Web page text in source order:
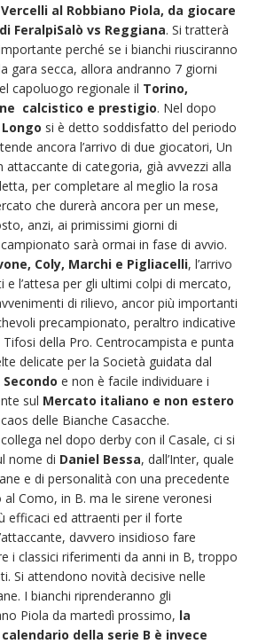
al Robbiano Piola, da giocare
FeralpiSalò vs Reggiana. Si tratterà
perché se i bianchi riusciranno
gara secca, allora andranno 7 giorni
capoluogo regionale il Torino,
calcistico e prestigio. Nel dopo
si è detto soddisfatto del periodo
ancora l’arrivo di due giocatori, Un
attaccante di categoria, già avvezzi alla
per completare al meglio la rosa
che durerà ancora per un mese,
anzi, ai primissimi giorni di
sarà ormai in fase di avvio.
Coly, Marchi e Pigliacelli, l’arrivo
l’attesa per gli ultimi colpi di mercato,
di rilievo, ancor più importanti
precampionato, peraltro indicative
della Pro. Centrocampista e punta
delicate per la Società guidata dal
e non è facile individuare i
sul Mercato italiano e non estero
delle Bianche Casacche.
nel dopo derby con il Casale, ci si
nome di Daniel Bessa, dall’Inter, quale
e di personalità con una precedente
Como, in B. ma le sirene veronesi
efficaci ed attraenti per il forte
davvero insidioso fare
i classici riferimenti da anni in B, troppo
Si attendono novità decisive nelle
I bianchi riprenderanno gli
Piola da martedì prossimo, la
della serie B è invece